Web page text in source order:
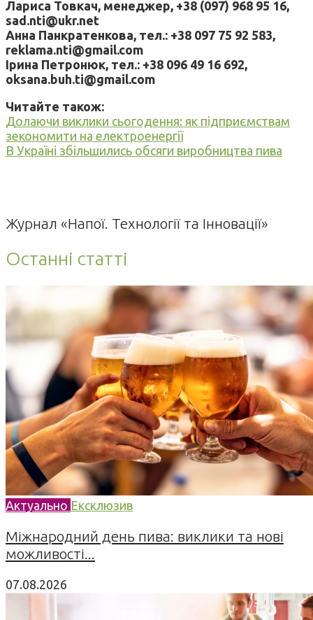
Лариса Товкач, менеджер, +38 (097) 968 95 16,
sad.nti@ukr.net
Анна Панкратенкова, тел.: +38 097 75 92 583,
reklama.nti@gmail.com
Ірина Петронюк, тел.: +38 096 49 16 692,
oksana.buh.ti@gmail.com
Читайте також:
Долаючи виклики сьогодення: як підприємствам
зекономити на електроенергії
В Україні збільшились обсяги виробництва пива
Журнал «Напої. Технології та Інновації»
Останні статті
Актуально Ексклюзив
Міжнародний день пива: виклики та нові
можливості...
07.08.2026